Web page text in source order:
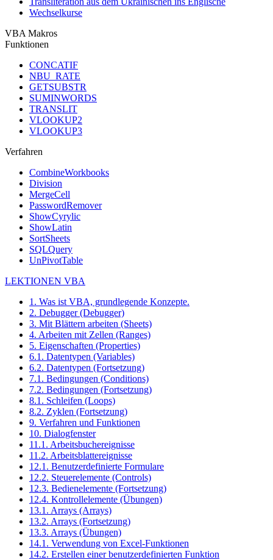
Wechselkurse
VBA Makros
Funktionen
CONCATIF
NBU_RATE
GETSUBSTR
SUMINWORDS
TRANSLIT
VLOOKUP2
VLOOKUP3
Verfahren
CombineWorkbooks
Division
MergeCell
PasswordRemover
ShowCyrylic
ShowLatin
SortSheets
SQLQuery
UnPivotTable
LEKTIONEN VBA
1. Was ist VBA, grundlegende Konzepte.
2. Debugger (Debugger)
3. Mit Blättern arbeiten (Sheets)
4. Arbeiten mit Zellen (Ranges)
5. Eigenschaften (Properties)
6.1. Datentypen (Variables)
6.2. Datentypen (Fortsetzung)
7.1. Bedingungen (Conditions)
7.2. Bedingungen (Fortsetzung)
8.1. Schleifen (Loops)
8.2. Zyklen (Fortsetzung)
9. Verfahren und Funktionen
10. Dialogfenster
11.1. Arbeitsbuchereignisse
11.2. Arbeitsblattereignisse
12.1. Benutzerdefinierte Formulare
12.2. Steuerelemente (Controls)
12.3. Bedienelemente (Fortsetzung)
12.4. Kontrollelemente (Übungen)
13.1. Arrays (Arrays)
13.2. Arrays (Fortsetzung)
13.3. Arrays (Übungen)
14.1. Verwendung von Excel-Funktionen
14.2. Erstellen einer benutzerdefinierten Funktion